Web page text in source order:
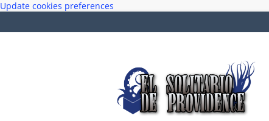
Update cookies preferences